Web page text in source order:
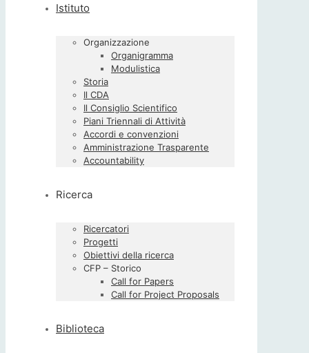
Istituto
Organizzazione
Organigramma
Modulistica
Storia
Il CDA
Il Consiglio Scientifico
Piani Triennali di Attività
Accordi e convenzioni
Amministrazione Trasparente
Accountability
Ricerca
Ricercatori
Progetti
Obiettivi della ricerca
CFP – Storico
Call for Papers
Call for Project Proposals
Biblioteca